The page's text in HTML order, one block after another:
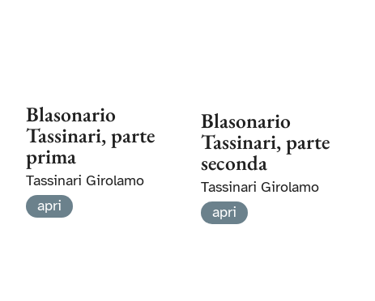
Blasonario
Tassinari, parte
prima
Tassinari Girolamo
apri
Blasonario
Tassinari, parte
seconda
Tassinari Girolamo
apri